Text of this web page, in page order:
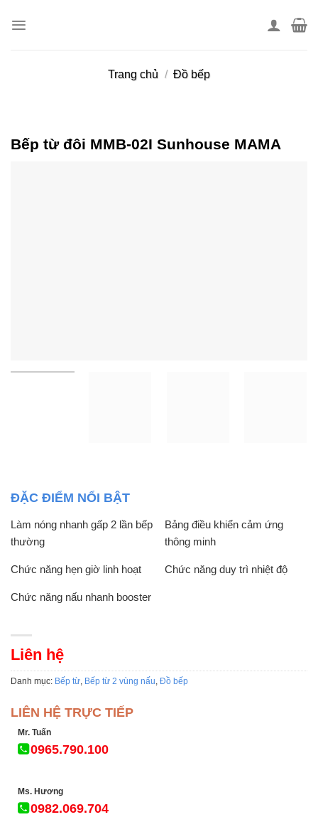
Trang chủ / Đồ bếp
Bếp từ đôi MMB-02I Sunhouse MAMA
ĐẶC ĐIỂM NỔI BẬT
Làm nóng nhanh gấp 2 lần bếp
thường
Bảng điều khiển cảm ứng
thông minh
Chức năng hẹn giờ linh hoạt Chức năng duy trì nhiệt độ
Chức năng nấu nhanh booster
Liên hệ
Danh mục: Bếp từ, Bếp từ 2 vùng nấu, Đồ bếp
LIÊN HỆ TRỰC TIẾP
Mr. Tuấn
0965.790.100
Ms. Hương
0982.069.704